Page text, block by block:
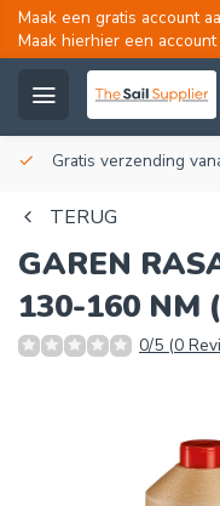
Maak een gratis account
Maak hierhier een account
Gratis verzending
TERUG
GAREN
130-160 NM
0/5 (0